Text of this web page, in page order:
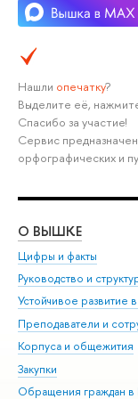
Нашли опечатку?
Выделите её,
Спасибо за участие!
Сервис
орфографических и
О ВЫШКЕ
Цифры и факты
Руководство и
Устойчивое
Преподаватели и
Корпуса и общежития
Закупки
Обращения граждан